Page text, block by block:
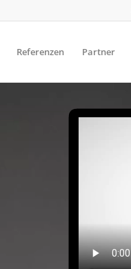
Referenzen Partner